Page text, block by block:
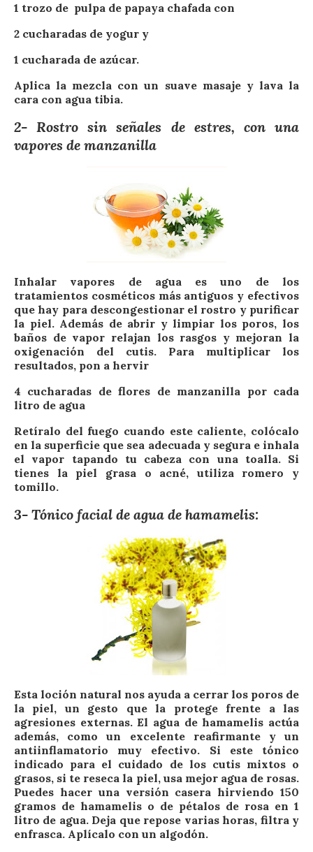
1 trozo de pulpa de papaya chafada con
2 cucharadas de yogur y
1 cucharada de azúcar.
Aplica la mezcla con un suave masaje y lava la
cara con agua tibia.
2- Rostro sin señales de estres, con una
vapores de manzanilla
Inhalar vapores de agua es uno de los
tratamientos cosméticos más antiguos y efectivos
que hay para descongestionar el rostro y purificar
la piel. Además de abrir y limpiar los poros, los
baños de vapor relajan los rasgos y mejoran la
oxigenación del cutis. Para multiplicar los
resultados, pon a hervir
4 cucharadas de flores de manzanilla por cada
litro de agua
Retíralo del fuego cuando este caliente, colócalo
en la superficie que sea adecuada y segura e inhala
el vapor tapando tu cabeza con una toalla. Si
tienes la piel grasa o acné, utiliza romero y
tomillo.
3- Tónico facial de agua de hamamelis:
Esta loción natural nos ayuda a cerrar los poros de
la piel, un gesto que la protege frente a las
agresiones externas. El agua de hamamelis actúa
además, como un excelente reafirmante y un
antiinflamatorio muy efectivo. Si este tónico
indicado para el cuidado de los cutis mixtos o
grasos, si te reseca la piel, usa mejor agua de rosas.
Puedes hacer una versión casera hirviendo 150
gramos de hamamelis o de pétalos de rosa en 1
litro de agua. Deja que repose varias horas, filtra y
enfrasca. Aplícalo con un algodón.